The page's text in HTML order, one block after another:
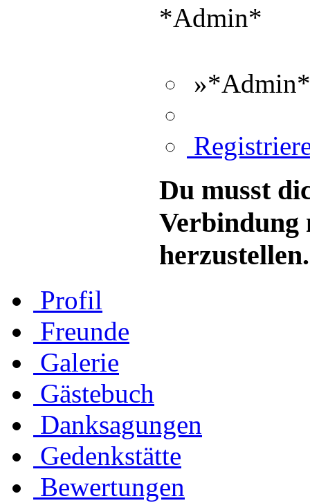
*Admin*
Du musst
Verbindung
herzustellen.
Profil
Freunde
Galerie
Gästebuch
Danksagungen
Gedenkstätte
Bewertungen